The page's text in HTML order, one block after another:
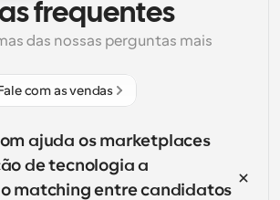
frequentes
das nossas perguntas mais
com as vendas
ajuda os marketplaces
de tecnologia a
matching entre candidatos